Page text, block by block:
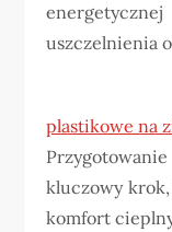
uszczelnienia
plastikowe na
kluczowy krok,
komfort